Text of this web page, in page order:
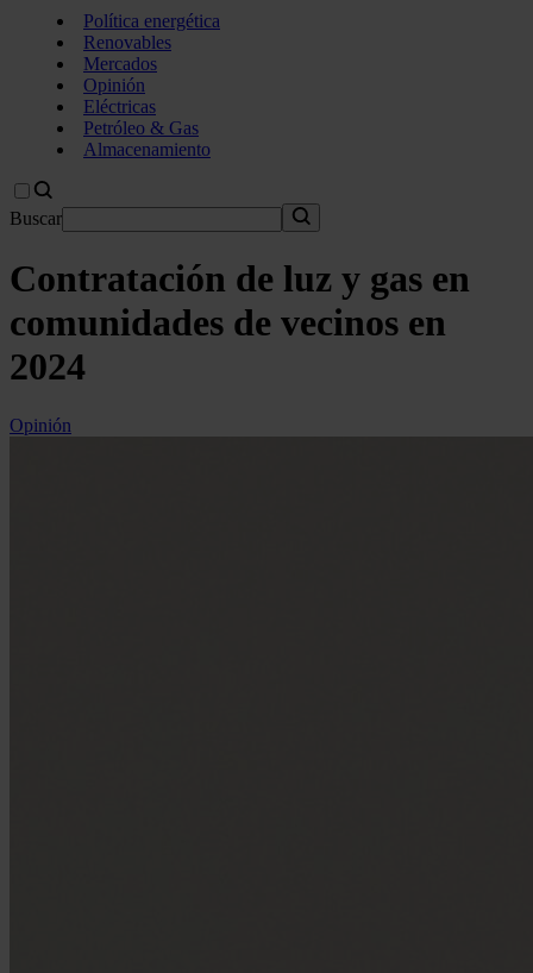
Política energética
Renovables
Mercados
Opinión
Eléctricas
Petróleo & Gas
Almacenamiento
Buscar
Contratación de luz y gas en
comunidades de vecinos en
2024
Opinión